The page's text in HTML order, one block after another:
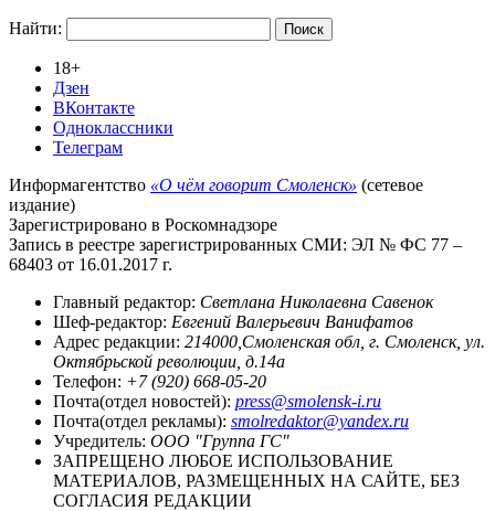
Найти:
18+
Дзен
ВКонтакте
Одноклассники
Телеграм
Информагентство «О чём говорит Смоленск» (сетевое
издание)
Зарегистрировано в Роскомнадзоре
Запись в реестре зарегистрированных СМИ: ЭЛ № ФС 77 –
68403 от 16.01.2017 г.
Главный редактор: Светлана Николаевна Савенок
Шеф-редактор: Евгений Валерьевич Ванифатов
Адрес редакции: 214000,Смоленская обл, г. Смоленск, ул.
Октябрьской революции, д.14а
Телефон: +7 (920) 668-05-20
Почта(отдел новостей): press@smolensk-i.ru
Почта(отдел рекламы): smolredaktor@yandex.ru
Учредитель: ООО "Группа ГС"
ЗАПРЕЩЕНО ЛЮБОЕ ИСПОЛЬЗОВАНИЕ
МАТЕРИАЛОВ, РАЗМЕЩЕННЫХ НА САЙТЕ, БЕЗ
СОГЛАСИЯ РЕДАКЦИИ